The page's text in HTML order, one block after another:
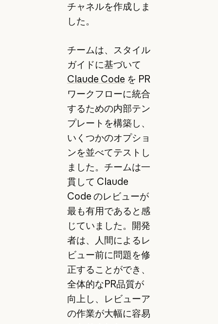
チャネルを作成しま
した。
チームは、スタイル
ガイドに基づいて
Claude Code を PR
ワークフローに統合
するための内部テン
プレートを構築し、
いくつかのオプショ
ンを並べてテストし
ました。チームは一
貫して Claude
Code のレビューが
最も有用であると感
じていました。開発
者は、人間によるレ
ビュー前に問題を修
正することができ、
全体的なPR品質が
向上し、レビューア
の作業が大幅に容易